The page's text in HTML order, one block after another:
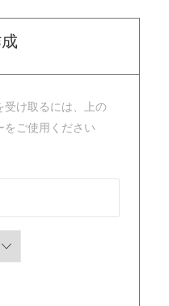
受け取るには、上の
をご使用ください